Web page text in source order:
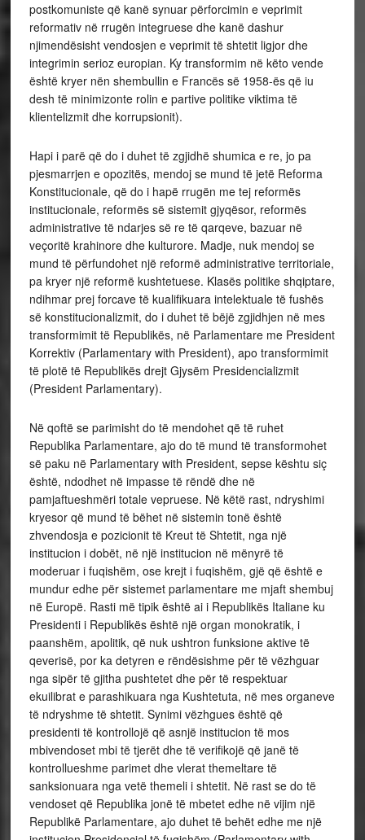
postkomuniste që kanë synuar përforcimin e veprimit
reformativ në rrugën integruese dhe kanë dashur
njimendësisht vendosjen e veprimit të shtetit ligjor dhe
integrimin serioz europian. Ky transformim në këto vende
është kryer nën shembullin e Francës së 1958-ës që iu
desh të minimizonte rolin e partive politike viktima të
klientelizmit dhe korrupsionit).
Hapi i parë që do i duhet të zgjidhë shumica e re, jo pa
pjesmarrjen e opozitës, mendoj se mund të jetë Reforma
Konstitucionale, që do i hapë rrugën me tej reformës
institucionale, reformës së sistemit gjyqësor, reformës
administrative të ndarjes së re të qarqeve, bazuar në
veçoritë krahinore dhe kulturore. Madje, nuk mendoj se
mund të përfundohet një reformë administrative territoriale,
pa kryer një reformë kushtetuese. Klasës politike shqiptare,
ndihmar prej forcave të kualifikuara intelektuale të fushës
së konstitucionalizmit, do i duhet të bëjë zgjidhjen në mes
transformimit të Republikës, në Parlamentare me President
Korrektiv (Parlamentary with President), apo transformimit
të plotë të Republikës drejt Gjysëm Presidencializmit
(President Parlamentary).
Në qoftë se parimisht do të mendohet që të ruhet
Republika Parlamentare, ajo do të mund të transformohet
së paku në Parlamentary with President, sepse kështu siç
është, ndodhet në impasse të rëndë dhe në
pamjaftueshmëri totale vepruese. Në këtë rast, ndryshimi
kryesor që mund të bëhet në sistemin tonë është
zhvendosja e pozicionit të Kreut të Shtetit, nga një
institucion i dobët, në një institucion në mënyrë të
moderuar i fuqishëm, ose krejt i fuqishëm, gjë që është e
mundur edhe për sistemet parlamentare me mjaft shembuj
në Europë. Rasti më tipik është ai i Republikës Italiane ku
Presidenti i Republikës është një organ monokratik, i
paanshëm, apolitik, që nuk ushtron funksione aktive të
qeverisë, por ka detyren e rëndësishme për të vëzhguar
nga sipër të gjitha pushtetet dhe për të respektuar
ekuilibrat e parashikuara nga Kushtetuta, në mes organeve
të ndryshme të shtetit. Synimi vëzhgues është që
presidenti të kontrollojë që asnjë institucion të mos
mbivendoset mbi të tjerët dhe të verifikojë që janë të
kontrollueshme parimet dhe vlerat themeltare të
sanksionuara nga vetë themeli i shtetit. Në rast se do të
vendoset që Republika jonë të mbetet edhe në vijim një
Republikë Parlamentare, ajo duhet të behët edhe me një